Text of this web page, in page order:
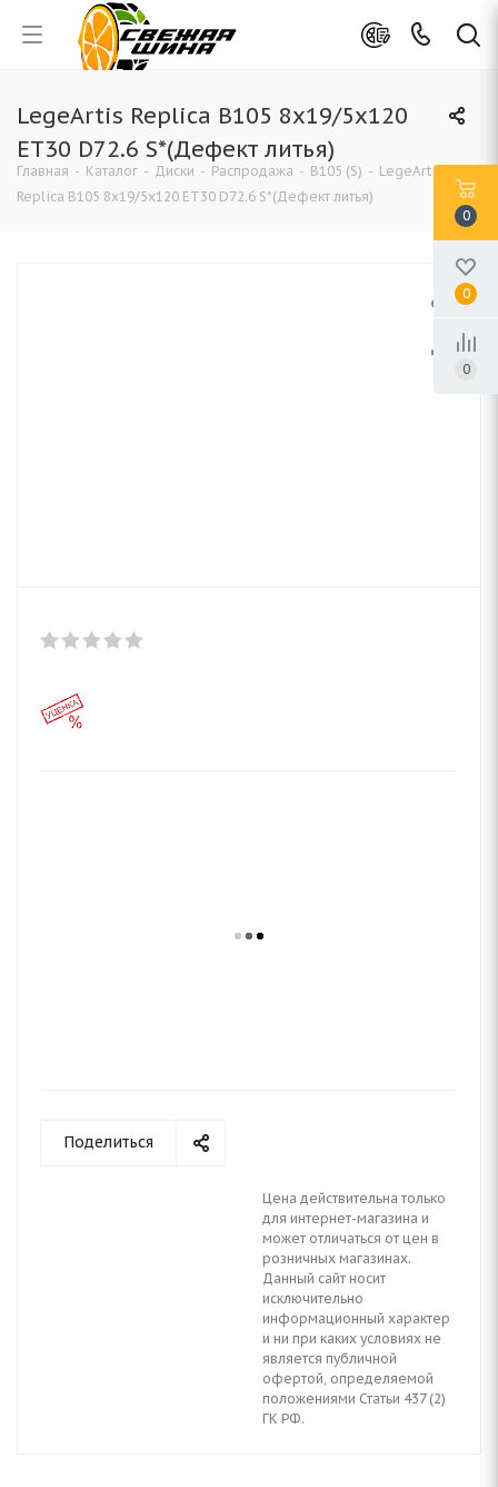
LegeArtis Replica B105 8x19/5x120
ET30 D72.6 S*(Дефект литья)
Главная - Каталог - Диски - Распродажа - B105 (S) - LegeArtis
Replica B105 8x19/5x120 ET30 D72.6 S*(Дефект литья)
Поделиться
Цена действительна только
для интернет-магазина и
может отличаться от цен в
розничных магазинах.
Данный сайт носит
исключительно
информационный характер
и ни при каких условиях не
является публичной
офертой, определяемой
положениями Статьи 437 (2)
ГК РФ.
0
0
0